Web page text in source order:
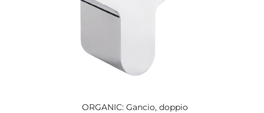
ORGANIC: Gancio, doppio